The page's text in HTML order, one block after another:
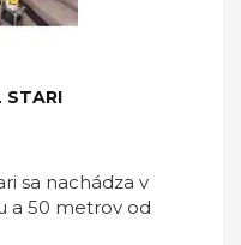
STARI
sa nachádza v
a 50 metrov od